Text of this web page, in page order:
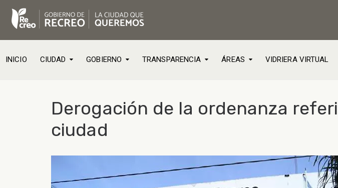
INICIO CIUDAD GOBIERNO TRANSPARENCIA ÁREAS VIDRIERA VIRTUAL
Derogación de la ordenanza
ciudad